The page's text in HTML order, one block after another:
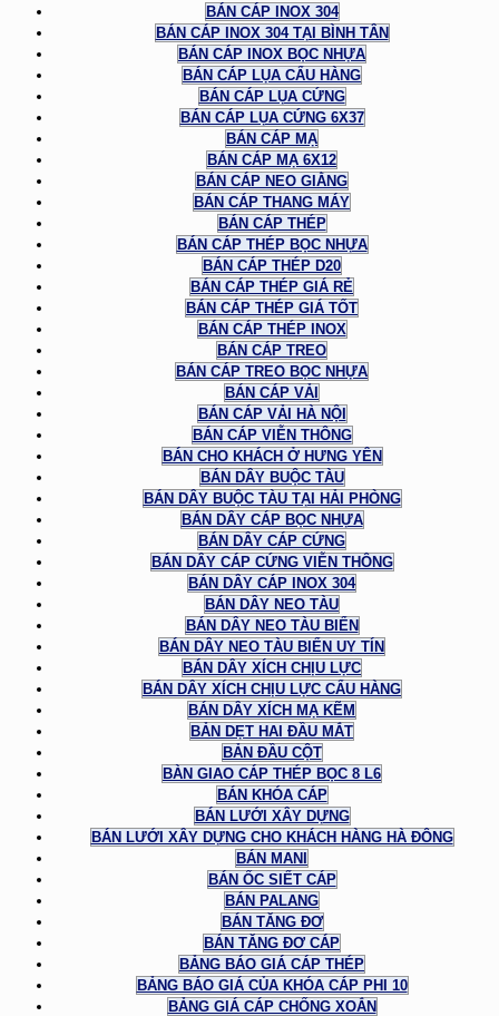
BÁN CÁP INOX 304
BÁN CÁP INOX 304 TẠI BÌNH TÂN
BÁN CÁP INOX BỌC NHỰA
BÁN CÁP LỤA CẨU HÀNG
BÁN CÁP LỤA CỨNG
BÁN CÁP LỤA CỨNG 6X37
BÁN CÁP MẠ
BÁN CÁP MẠ 6X12
BÁN CÁP NEO GIẰNG
BÁN CÁP THANG MÁY
BÁN CÁP THÉP
BÁN CÁP THÉP BỌC NHỰA
BÁN CÁP THÉP D20
BÁN CÁP THÉP GIÁ RẺ
BÁN CÁP THÉP GIÁ TỐT
BÁN CÁP THÉP INOX
BÁN CÁP TREO
BÁN CÁP TREO BỌC NHỰA
BÁN CÁP VẢI
BÁN CÁP VẢI HÀ NỘI
BÁN CÁP VIỄN THÔNG
BÁN CHO KHÁCH Ở HƯNG YÊN
BÁN DÂY BUỘC TÀU
BÁN DÂY BUỘC TÀU TẠI HẢI PHÒNG
BÁN DÂY CÁP BỌC NHỰA
BÁN DÂY CÁP CỨNG
BÁN DÂY CÁP CỨNG VIỄN THÔNG
BÁN DÂY CÁP INOX 304
BÁN DÂY NEO TÀU
BÁN DÂY NEO TÀU BIỂN
BÁN DÂY NEO TÀU BIỂN UY TÍN
BÁN DÂY XÍCH CHỊU LỰC
BÁN DÂY XÍCH CHỊU LỰC CẨU HÀNG
BÁN DÂY XÍCH MẠ KẼM
BẢN DẸT HAI ĐẦU MẮT
BẢN ĐẦU CỘT
BÀN GIAO CÁP THÉP BỌC 8 L6
BÁN KHÓA CÁP
BÁN LƯỚI XÂY DỰNG
BÁN LƯỚI XÂY DỰNG CHO KHÁCH HÀNG HÀ ĐÔNG
BÁN MANI
BÁN ỐC SIẾT CÁP
BÁN PALANG
BÁN TĂNG ĐƠ
BÁN TĂNG ĐƠ CÁP
BẢNG BÁO GIÁ CÁP THÉP
BẢNG BÁO GIÁ CỦA KHÓA CÁP PHI 10
BẢNG GIÁ CÁP CHỐNG XOẮN